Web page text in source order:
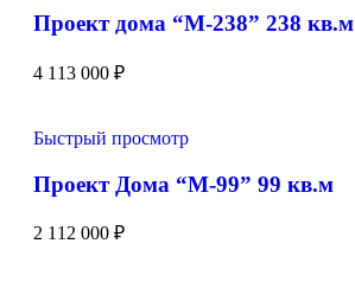
Проект дома “М-238” 238 кв.м
4 113 000 ₽
Быстрый просмотр
Проект Дома “М-99” 99 кв.м
2 112 000 ₽